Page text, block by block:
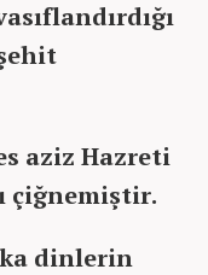
aziz Hazreti
çiğnemiştir.
dinlerin